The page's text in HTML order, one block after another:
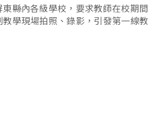
縣內各級學校，要求教師在校期間
學現場拍照、錄影，引發第一線教